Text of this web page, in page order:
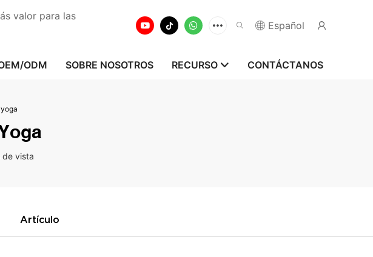
valor para las
Español
ODM SOBRE NOSOTROS RECURSO CONTÁCTANOS
de vista
Artículo